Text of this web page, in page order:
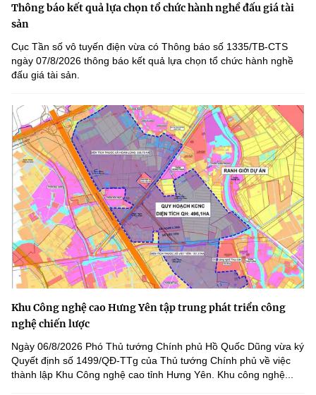
Thông báo kết quả lựa chọn tổ chức hành nghề đấu giá tài
sản
Cục Tần số vô tuyến điện vừa có Thông báo số 1335/TB-CTS
ngày 07/8/2026 thông báo kết quả lựa chọn tổ chức hành nghề
đấu giá tài sản.
Khu Công nghệ cao Hưng Yên tập trung phát triển công
nghệ chiến lược
Ngày 06/8/2026 Phó Thủ tướng Chính phủ Hồ Quốc Dũng vừa ký
Quyết định số 1499/QĐ-TTg của Thủ tướng Chính phủ về việc
thành lập Khu Công nghệ cao tỉnh Hưng Yên. Khu công nghệ...